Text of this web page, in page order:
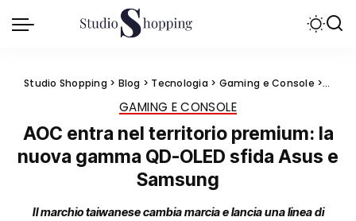
Studio Shopping > Blog > Tecnologia > Gaming e Console >AOC
GAMING E CONSOLE
AOC entra nel territorio premium: la
nuova gamma QD-OLED sfida Asus e
Samsung
Il marchio taiwanese cambia marcia e lancia una linea di